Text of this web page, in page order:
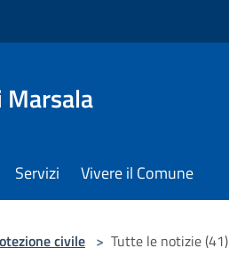
Marsala
Servizi Vivere il Comune
civile > Tutte le notizie (41)